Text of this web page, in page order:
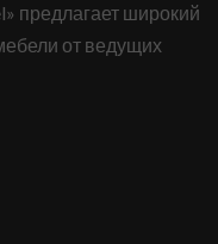
предлагает широкий
от ведущих